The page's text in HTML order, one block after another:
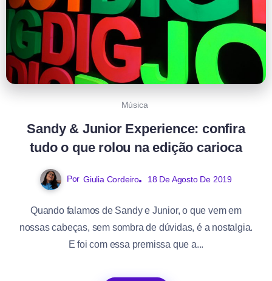
Música
Sandy & Junior Experience: confira
tudo o que rolou na edição carioca
Por Giulia Cordeiro 18 De Agosto De 2019
Quando falamos de Sandy e Junior, o que vem em
nossas cabeças, sem sombra de dúvidas, é a nostalgia.
E foi com essa premissa que a...